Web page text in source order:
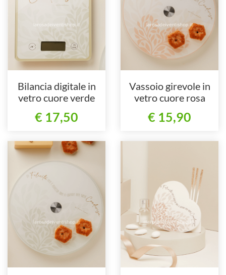
Bilancia digitale in
vetro cuore verde
€ 17,50
Vassoio girevole in
vetro cuore rosa
€ 15,90